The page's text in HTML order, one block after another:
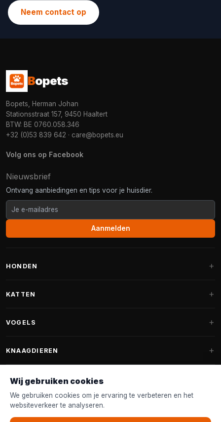
Neem contact op
Bopets
Bopets, Herman Johan
Stationsstraat 157, 9450 Haaltert
BTW: BE 0760.058.346
+32 (0)53 839 642 · care@bopets.eu
Volg ons op Facebook
Nieuwsbrief
Ontvang aanbiedingen en tips voor je huisdier.
Aanmelden
HONDEN
Fantail hondenmanden
Hondenspeelgoed
Halsband & Lijn
Shampoo & Verzorging
KATTEN
Krabpalen voor Maine Coon
Kattenmanden
VOGELS
Vogelvoer binnenvogels
Voederhuisjes
Nestkastjes & Nesting
Tuinvogelvoer
KNAAGDIEREN
Knaagdierenvoer
Accessoires
KLANTENSERVICE
Wij gebruiken cookies
We gebruiken cookies om je ervaring te verbeteren en het
websiteverkeer te analyseren.